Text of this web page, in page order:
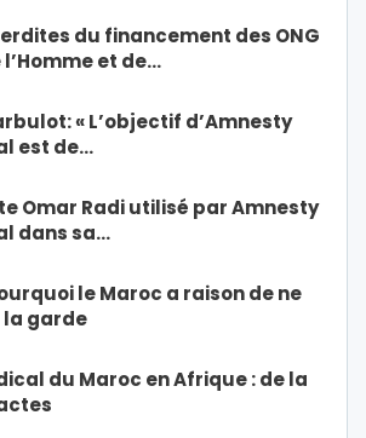
du financement des ONG
et de…
« L’objectif d’Amnesty
est de…
Omar Radi utilisé par Amnesty
dans sa…
le Maroc a raison de ne
la garde
du Maroc en Afrique : de la